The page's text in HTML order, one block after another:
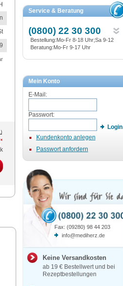
*
Service & Beratung
(0800) 22 30 300
Bestellung:Mo-Fr 8-18 Uhr;Sa 9-12
Beratung:Mo-Fr 9-17 Uhr
Mein Konto
E-Mail:
Passwort:
Login
Kundenkonto anlegen
Passwort anfordern
Fax: (09280) 98 44 203
info@mediherz.de
Keine Versandkosten
ab 19 € Bestellwert und bei
Rezeptbestellungen